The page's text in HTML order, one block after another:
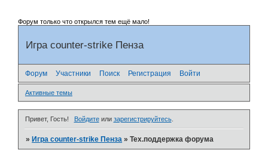
Форум только что открылся тем ещё мало!
Игра counter-strike Пенза
Форум Участники Поиск Регистрация Войти
Активные темы
Привет, Гость! Войдитеили зарегистрируйтесь.
»Игра counter-strike Пенза »Тех.поддержка форума